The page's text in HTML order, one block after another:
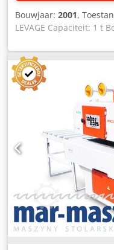
Bouwjaar: 2001,
LEVAGE Capaciteit: 1 t
mm Afstand tussen
4000 mm Voetbreedte:
Djdpfxezmwm Ej Aagjwa